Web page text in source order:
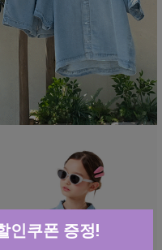
인쿠폰 증정!